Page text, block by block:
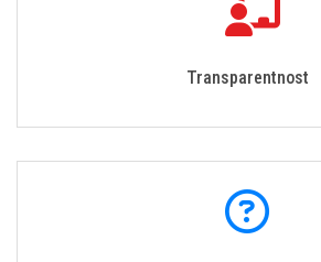
Transparentnost